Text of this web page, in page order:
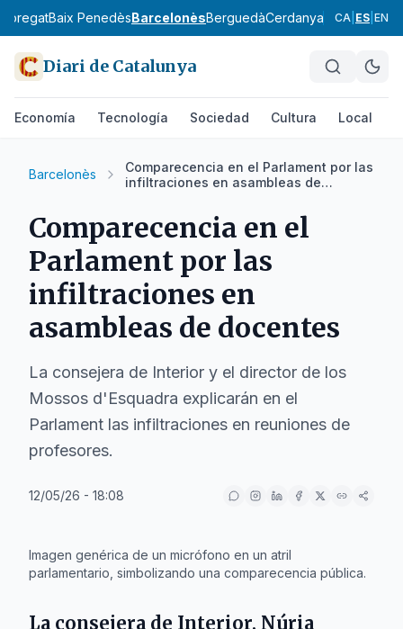
Baix PenedèsBarcelonèsBerguedàCerdanya Conca de
CA ES EN
Diari de Catalunya
Economía Tecnología Sociedad Cultura Local
Barcelonès
Comparecencia en el Parlament por las
infiltraciones en asambleas de
Comparecencia en el
Parlament por las
infiltraciones en
asambleas de docentes
La consejera de Interior y el director de los
Mossos d'Esquadra explicarán en el
Parlament las infiltraciones en reuniones de
profesores.
12/05/26 - 18:08
Imagen genérica de un micrófono en un atril
parlamentario, simbolizando una comparecencia pública.
La consejera de Interior, Núria